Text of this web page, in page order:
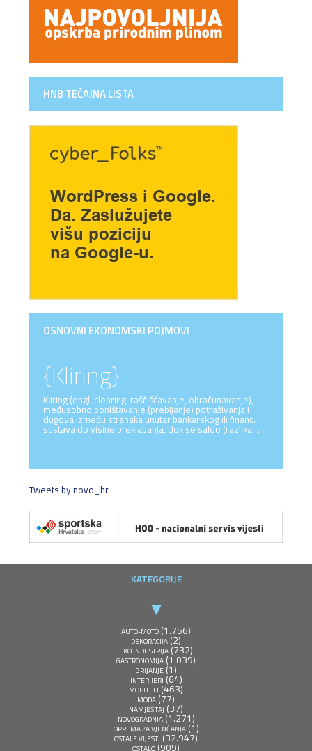
HNB TEČAJNA LISTA
OSNOVNI EKONOMSKI POJMOVI
{Kliring}
Kliring (engl. clearing: raščišćavanje, obračunavanje),
međusobno poništavanje (prebijanje) potraživanja i
dugova između stranaka unutar bankarskog ili financ.
sustava do visine preklapanja, dok se saldo (razlika…
Tweets by novo_hr
KATEGORIJE
AUTO-MOTO (1.756)
DEKORACIJA (2)
EKO INDUSTRIJA (732)
GASTRONOMIJA (1.039)
GRIJANJE(1)
INTERIJERI (64)
MOBITELI (463)
MODA (77)
NAMJEŠTAJ (37)
NOVOGRADNJA(1.271)
OPREMA ZA VJENČANJA(1)
OSTALE VIJESTI (32.947)
OSTALO (909)